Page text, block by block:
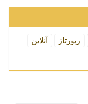
رپورتاژ
آنلاین